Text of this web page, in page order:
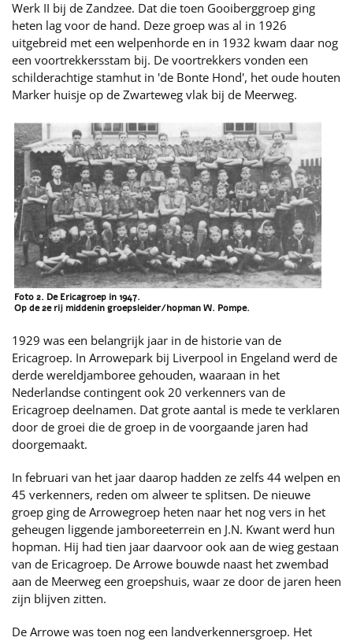
Werk II bij de Zandzee. Dat die toen Gooiberggroep ging
heten lag voor de hand. Deze groep was al in 1926
uitgebreid met een welpenhorde en in 1932 kwam daar nog
een voortrekkersstam bij. De voortrekkers vonden een
schilderachtige stamhut in 'de Bonte Hond', het oude houten
Marker huisje op de Zwarteweg vlak bij de Meerweg.
Foto 2. De Ericagroep in 1947.
Op de 2e rij middenin groepsleider/hopman W. Pompe.
1929 was een belangrijk jaar in de historie van de
Ericagroep. In Arrowepark bij Liverpool in Engeland werd de
derde wereldjamboree gehouden, waaraan in het
Nederlandse contingent ook 20 verkenners van de
Ericagroep deelnamen. Dat grote aantal is mede te verklaren
door de groei die de groep in de voorgaande jaren had
doorgemaakt.
In februari van het jaar daarop hadden ze zelfs 44 welpen en
45 verkenners, reden om alweer te splitsen. De nieuwe
groep ging de Arrowegroep heten naar het nog vers in het
geheugen liggende jamboreeterrein en J.N. Kwant werd hun
hopman. Hij had tien jaar daarvoor ook aan de wieg gestaan
van de Ericagroep. De Arrowe bouwde naast het zwembad
aan de Meerweg een groepshuis, waar ze door de jaren heen
zijn blijven zitten.
De Arrowe was toen nog een landverkennersgroep. Het